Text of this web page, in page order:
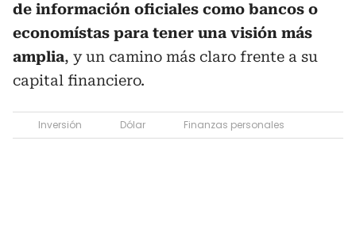
de información oficiales como bancos o
economístas para tener una visión más
amplia, y un camino más claro frente a su
capital financiero.
Inversión Dólar Finanzas personales